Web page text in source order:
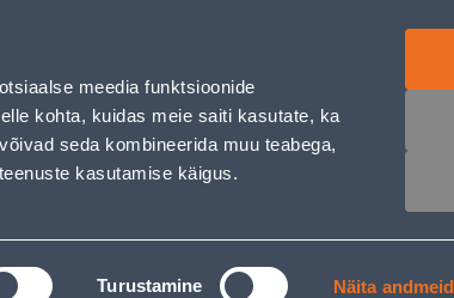
meedia funktsioonide
kohta, kuidas meie saiti kasutate, ka
seda kombineerida muu teabega,
kasutamise käigus.
Turustamine Näita andmeid
Услуги Предложения о работе
РАССРОЧКА